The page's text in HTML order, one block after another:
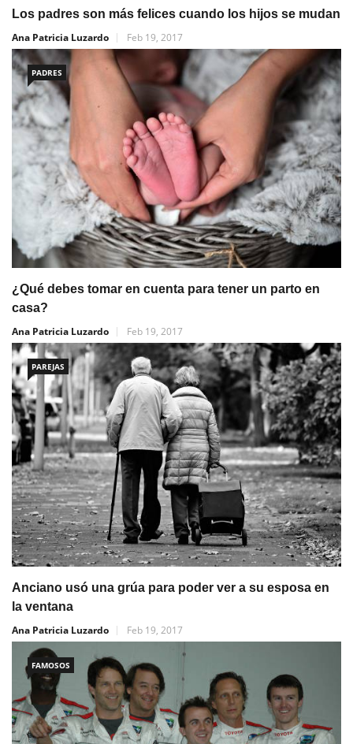
Los padres son más felices cuando los hijos se mudan
Ana Patricia Luzardo
Feb 19, 2017
PADRES
¿Qué debes tomar en cuenta para tener un parto en
casa?
Ana Patricia Luzardo
Feb 19, 2017
PAREJAS
Anciano usó una grúa para poder ver a su esposa en
la ventana
Ana Patricia Luzardo
Feb 19, 2017
FAMOSOS